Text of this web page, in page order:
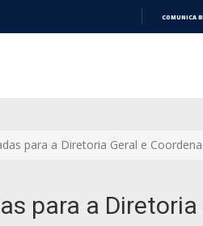
COMUNICA
para a Diretoria Geral e
para a